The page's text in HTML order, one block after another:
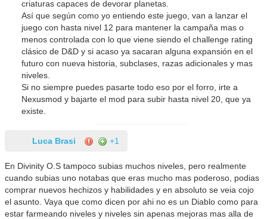
criaturas capaces de devorar planetas.
Así que según como yo entiendo este juego, van a lanzar el
juego con hasta nivel 12 para mantener la campaña mas o
menos controlada con lo que viene siendo el challenge rating
clásico de D&D y si acaso ya sacaran alguna expansión en el
futuro con nueva historia, subclases, razas adicionales y mas
niveles.
Si no siempre puedes pasarte todo eso por el forro, irte a
Nexusmod y bajarte el mod para subir hasta nivel 20, que ya
existe.
Luca Brasi +1
En Divinity O.S tampoco subias muchos niveles, pero realmente
cuando subias uno notabas que eras mucho mas poderoso, podias
comprar nuevos hechizos y habilidades y en absoluto se veia cojo
el asunto. Vaya que como dicen por ahi no es un Diablo como para
estar farmeando niveles y niveles sin apenas mejoras mas alla de